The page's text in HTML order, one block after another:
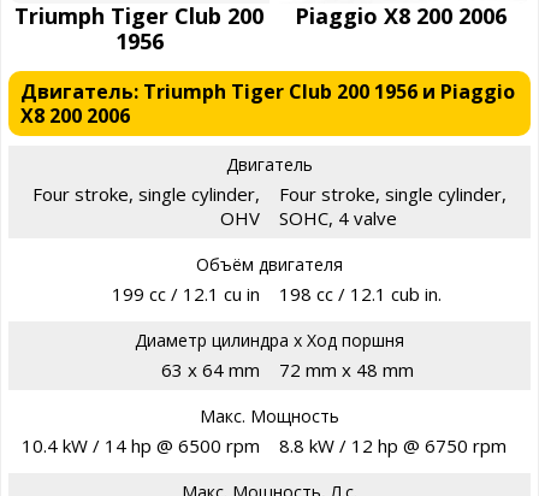
Triumph Tiger Club 200
1956
Piaggio X8 200 2006
Двигатель: Triumph Tiger Club 200 1956 и Piaggio
X8 200 2006
Двигатель
Four stroke, single cylinder,
OHV
Four stroke, single cylinder,
SOHC, 4 valve
Объём двигателя
199 cc / 12.1 cu in 198 cc / 12.1 cub in.
Диаметр цилиндра х Ход поршня
63 x 64 mm 72 mm x 48 mm
Макс. Мощность
10.4 kW / 14 hp @ 6500 rpm 8.8 kW / 12 hp @ 6750 rpm